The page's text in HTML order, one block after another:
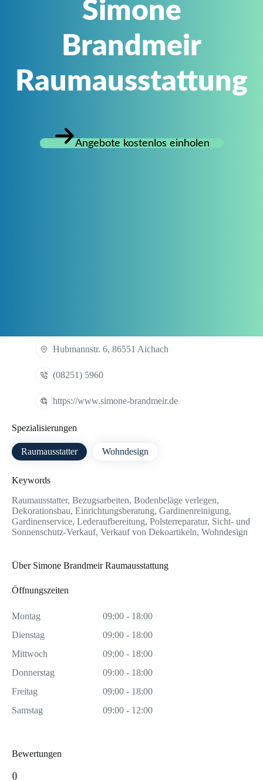
Simone
Brandmeir
Raumausstattung
Angebote kostenlos einholen
Hubmannstr. 6, 86551 Aichach
(08251) 5960
https://www.simone-brandmeir.de
Spezialisierungen
Raumausstatter Wohndesign
Keywords
Raumausstatter, Bezugsarbeiten, Bodenbeläge verlegen,
Dekorationsbau, Einrichtungsberatung, Gardinenreinigung,
Gardinenservice, Lederaufbereitung, Polsterreparatur, Sicht- und
Sonnenschutz-Verkauf, Verkauf von Dekoartikeln, Wohndesign
Über Simone Brandmeir Raumausstattung
Öffnungszeiten
Montag
09:00 - 18:00
Dienstag
09:00 - 18:00
Mittwoch
09:00 - 18:00
Donnerstag
09:00 - 18:00
Freitag
09:00 - 18:00
Samstag
09:00 - 12:00
Bewertungen
0